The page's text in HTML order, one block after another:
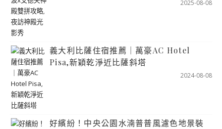
2025-08-08
義大利比薩住宿推薦｜萬豪AC Hotel
Pisa,新穎乾淨近比薩斜塔
2024-08-08
好繽紛！中央公園水湳普普風濾色地景裝